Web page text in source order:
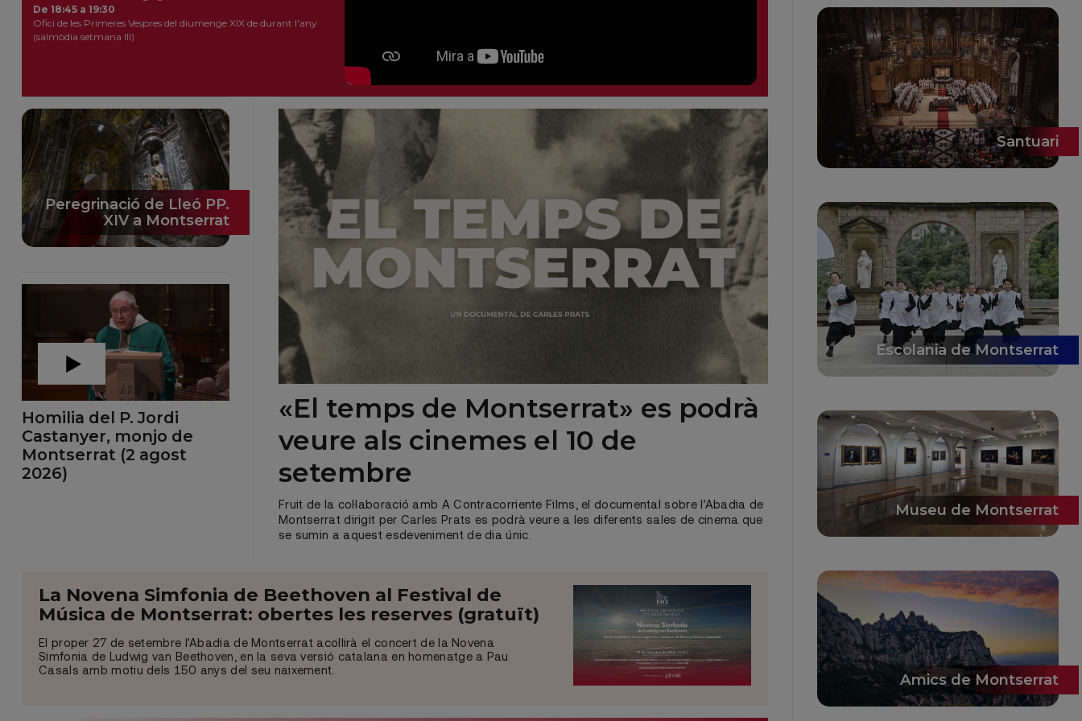
De 18:45 a 19:30
Ofici de les Primeres Vespres del diumenge XIX de durant l'any
(salmòdia setmana III)
«El temps de Montserrat» es podrà
veure als cinemes el 10 de
setembre
Fruit de la col·laboració amb A Contracorriente Films, el documental sobre l’Abadia de
Montserrat dirigit per Carles Prats es podrà veure a les diferents sales de cinema que
se sumin a aquest esdeveniment de dia únic.
Peregrinació de Lleó PP.
XIV a Montserrat
Homilia del P. Jordi
Castanyer, monjo de
Montserrat (2 agost
2026)
La Novena Simfonia de Beethoven al Festival de
Música de Montserrat: obertes les reserves (gratuït)
El proper 27 de setembre l'Abadia de Montserrat acollirà el concert de la Novena
Simfonia de Ludwig van Beethoven, en la seva versió catalana en homenatge a Pau
Casals amb motiu dels 150 anys del seu naixement.
Santuari
Escolania de Montserrat
Museu de Montserrat
Amics de Montserrat